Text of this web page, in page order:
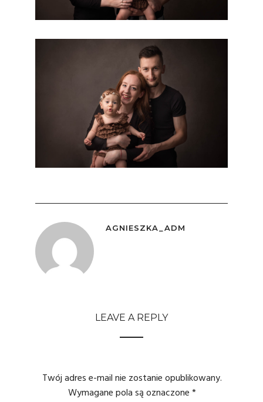
AGNIESZKA_ADM
LEAVE A REPLY
Twój adres e-mail nie zostanie opublikowany.
Wymagane pola są oznaczone*